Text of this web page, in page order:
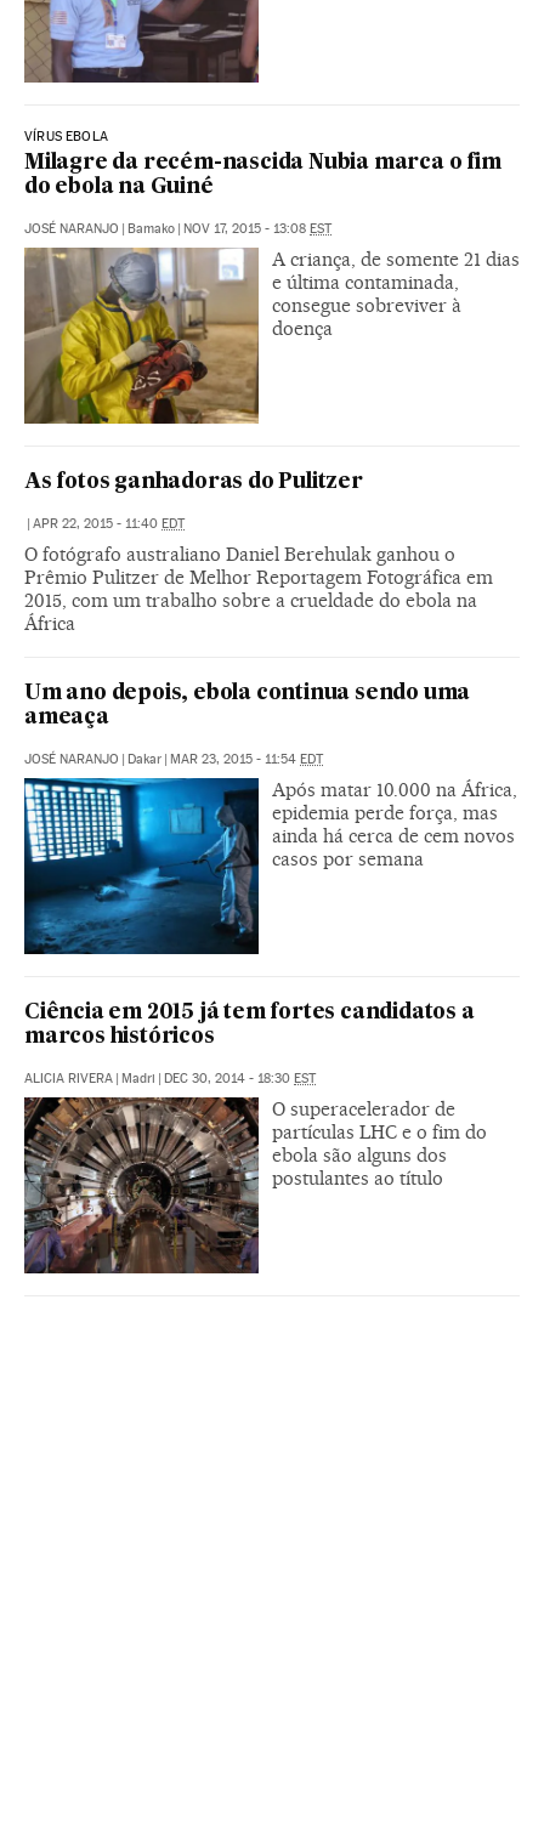
VÍRUS EBOLA
Milagre da recém-nascida Nubia marca o fim
do ebola na Guiné
JOSÉ NARANJO | Bamako | NOV 17, 2015 - 13:08 EST
A criança, de somente 21 dias
e última contaminada,
consegue sobreviver à
doença
As fotos ganhadoras do Pulitzer
| APR 22, 2015 - 11:40 EDT
O fotógrafo australiano Daniel Berehulak ganhou o
Prêmio Pulitzer de Melhor Reportagem Fotográfica em
2015, com um trabalho sobre a crueldade do ebola na
África
Um ano depois, ebola continua sendo uma
ameaça
JOSÉ NARANJO | Dakar | MAR 23, 2015 - 11:54 EDT
Após matar 10.000 na África,
epidemia perde força, mas
ainda há cerca de cem novos
casos por semana
Ciência em 2015 já tem fortes candidatos a
marcos históricos
ALICIA RIVERA | Madri | DEC 30, 2014 - 18:30 EST
O superacelerador de
partículas LHC e o fim do
ebola são alguns dos
postulantes ao título